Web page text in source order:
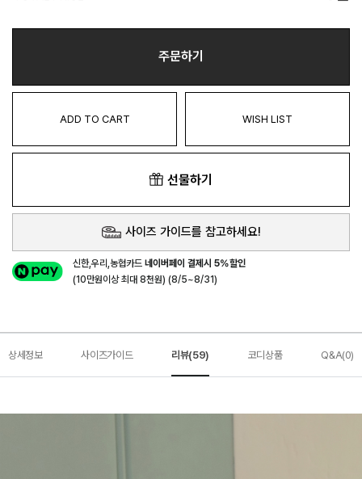
주문하기
ADD TO CART WISH LIST
선물하기
사이즈 가이드를 참고하세요!
신한,우리,농협카드네이버페이 결제시 5%할인
(10만원이상 최대 8천원) (8/5~8/31)
상세정보 사이즈가이드 리뷰(59) 코디상품 Q&A(0)